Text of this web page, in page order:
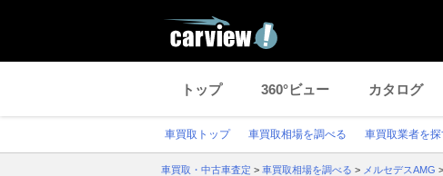
トップ 360°ビュー カタログ
車買取トップ 車買取相場を調べる 車買取業者を
車買取・中古車査定 > 車買取相場を調べる > メルセデスAMG >